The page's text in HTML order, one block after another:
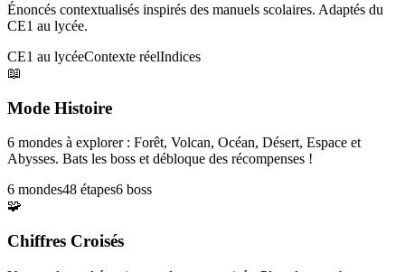
Énoncés contextualisés inspirés des manuels scolaires. Adaptés du
CE1 au lycée.
CE1 au lycéeContexte réelIndices
📖
Mode Histoire
6 mondes à explorer : Forêt, Volcan, Océan, Désert, Espace et
Abysses. Bats les boss et débloque des récompenses !
6 mondes48 étapes6 boss
🧩
Chiffres Croisés